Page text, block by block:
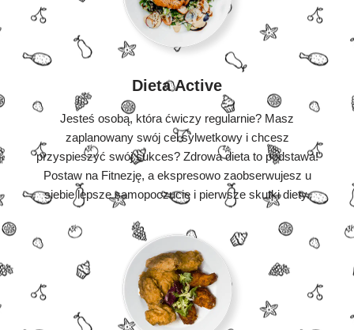
Dieta Active
Jesteś osobą, która ćwiczy regularnie? Masz
zaplanowany swój cel sylwetkowy i chcesz
przyspieszyć swój sukces? Zdrowa dieta to podstawa!
Postaw na Fitnezję, a ekspresowo zaobserwujesz u
siebie lepsze samopoczucie i pierwsze skutki diety.